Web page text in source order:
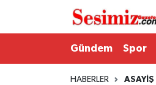
Gündem Spor
HABERLER ASAYIŞ
Nöbetçi Eczaneler
Hava Durumu